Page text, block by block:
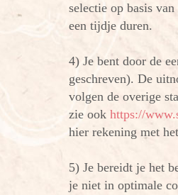
selectie op basis
een tijdje duren.
4) Je bent door de
geschreven). De
volgen de overige
zie ook https://
hier rekening met
5) Je bereidt je het
je niet in optimale